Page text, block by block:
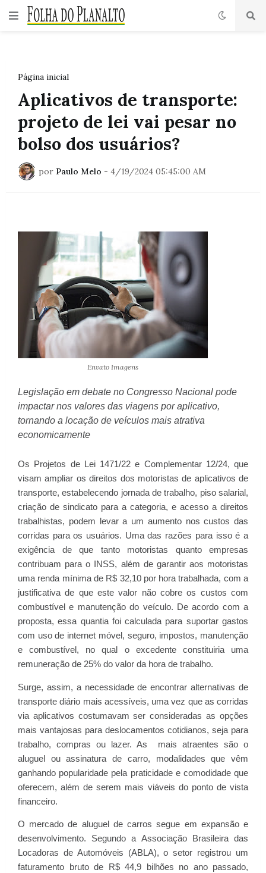
Página inicial
Aplicativos de transporte:
projeto de lei vai pesar no
bolso dos usuários?
por Paulo Melo - 4/19/2024 05:45:00 AM
Envato Imagens
Legislação em debate no Congresso Nacional pode
impactar nos valores das viagens por aplicativo,
tornando a locação de veículos mais atrativa
economicamente
Os Projetos de Lei 1471/22 e Complementar 12/24, que
visam ampliar os direitos dos motoristas de aplicativos de
transporte, estabelecendo jornada de trabalho, piso salarial,
criação de sindicato para a categoria, e acesso a direitos
trabalhistas, podem levar a um aumento nos custos das
corridas para os usuários. Uma das razões para isso é a
exigência de que tanto motoristas quanto empresas
contribuam para o INSS, além de garantir aos motoristas
uma renda mínima de R$ 32,10 por hora trabalhada, com a
justificativa de que este valor não cobre os custos com
combustível e manutenção do veículo. De acordo com a
proposta, essa quantia foi calculada para suportar gastos
com uso de internet móvel, seguro, impostos, manutenção
e combustível, no qual o excedente constituiria uma
remuneração de 25% do valor da hora de trabalho.
Surge, assim, a necessidade de encontrar alternativas de
transporte diário mais acessíveis, uma vez que as corridas
via aplicativos costumavam ser consideradas as opções
mais vantajosas para deslocamentos cotidianos, seja para
trabalho, compras ou lazer. As mais atraentes são o
aluguel ou assinatura de carro, modalidades que vêm
ganhando popularidade pela praticidade e comodidade que
oferecem, além de serem mais viáveis do ponto de vista
financeiro.
O mercado de aluguel de carros segue em expansão e
desenvolvimento. Segundo a Associação Brasileira das
Locadoras de Automóveis (ABLA), o setor registrou um
faturamento bruto de R$ 44,9 bilhões no ano passado,